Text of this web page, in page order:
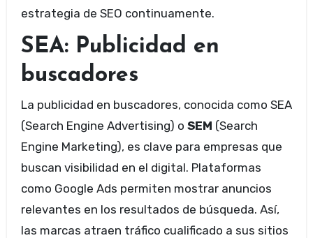
estrategia de SEO continuamente.
SEA: Publicidad en
buscadores
La publicidad en buscadores, conocida como SEA
(Search Engine Advertising) o SEM (Search
Engine Marketing), es clave para empresas que
buscan visibilidad en el digital. Plataformas
como Google Ads permiten mostrar anuncios
relevantes en los resultados de búsqueda. Así,
las marcas atraen tráfico cualificado a sus sitios